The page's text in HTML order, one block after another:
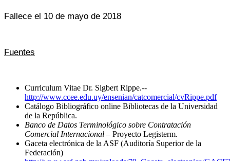
Fallece el 10 de mayo de 2018
Fuentes
Curriculum Vitae Dr. Sigbert Rippe.--
http://www.ccee.edu.uy/ensenian/catcomercial/cvRippe.pdf
Catálogo Bibliográfico online Bibliotecas de la Universidad
de la República.
Banco de Datos Terminológico sobre Contratación
Comercial Internacional – Proyecto Legisterm.
Gaceta electrónica de la ASF (Auditoría Superior de la
Federación)